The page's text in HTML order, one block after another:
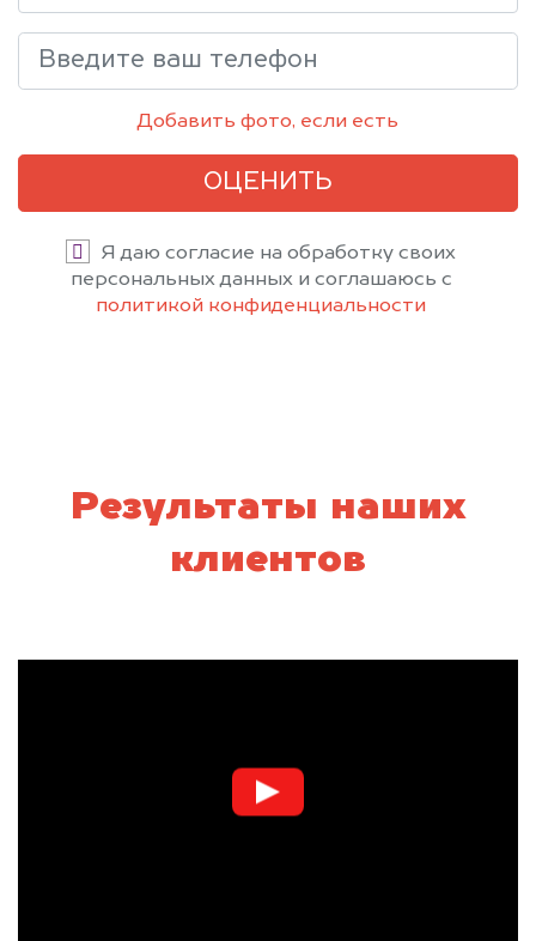
Добавить фото, если есть
ОЦЕНИТЬ
Я даю согласие на обработку своих
персональных данных и соглашаюсь с
политикой конфиденциальности
Результаты наших
клиентов